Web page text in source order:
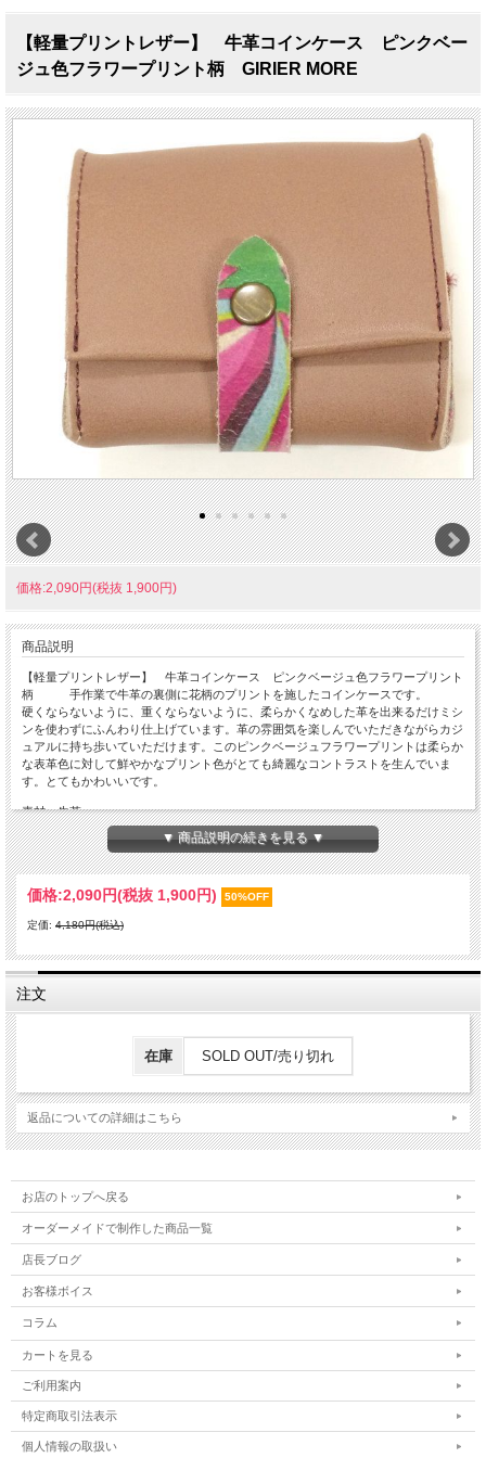
【軽量プリントレザー】 牛革コインケース ピンクベー
ジュ色フラワープリント柄 GIRIER MORE
価格:2,090円(税抜 1,900円)
商品説明
【軽量プリントレザー】 牛革コインケース ピンクベージュ色フラワープリント
柄 手作業で牛革の裏側に花柄のプリントを施したコインケースです。
硬くならないように、重くならないように、柔らかくなめした革を出来るだけミシ
ンを使わずにふんわり仕上げています。革の雰囲気を楽しんでいただきながらカジ
ュアルに持ち歩いていただけます。このピンクベージュフラワープリントは柔らか
な表革色に対して鮮やかなプリント色がとても綺麗なコントラストを生んでいま
す。とてもかわいいです。
素材：牛革
日本製
当店の皮革を使用している商品は出来るだけ自然の革の手触りやエージングを楽し
りとした風合いと経年変化をお楽しみください。また色落ちがする場合がございま
いた新聞等でくるんで形を整えて陰干しをしてください。
▼ 商品説明の続きを見る ▼
価格:2,090円(税抜 1,900円) 50%OFF
定価: 4,180円(税込)
注文
在庫 SOLD OUT/売り切れ
返品についての詳細はこちら
お店のトップへ戻る
オーダーメイドで制作した商品一覧
店長ブログ
お客様ボイス
コラム
カートを見る
ご利用案内
特定商取引法表示
個人情報の取扱い